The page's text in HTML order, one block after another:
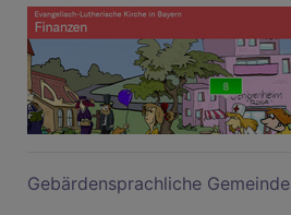
Gebärdensprachliche Gemeinde